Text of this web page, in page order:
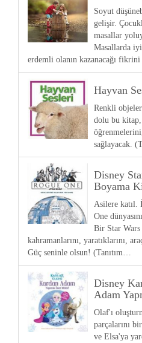
Soyut
gelişir.
masallar
Masallarda
erdemli olanın kazanacağı fikrini
Hayvan
Renkli
dolu bu kitap,
sağlayacak.
Disney
Boyama
Asilere katıl.
One
Bir Star
kahramanlarını, yaratıklarını,
Güç seninle olsun! (Tanıtım…
Disney
Adam
Olaf'ı
parçalarını
ve Elsa'ya